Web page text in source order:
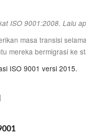
ISO 9001:2008. Lalu
masa transisi
mereka bermigrasi ke
ISO 9001 versi 2015.